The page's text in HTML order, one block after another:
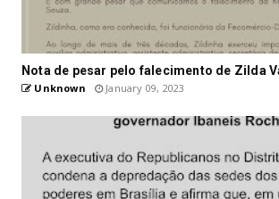
Nota de pesar pelo falecimento de Zilda
Unknown January 09, 2023